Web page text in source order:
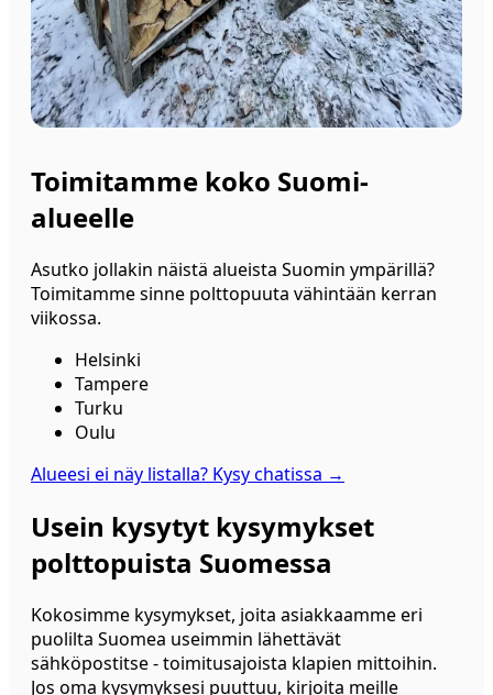
Toimitamme koko Suomi-
alueelle
Asutko jollakin näistä alueista Suomin ympärillä?
Toimitamme sinne polttopuuta vähintään kerran
viikossa.
Helsinki
Tampere
Turku
Oulu
Alueesi ei näy listalla? Kysy chatissa →
Usein kysytyt kysymykset
polttopuista Suomessa
Kokosimme kysymykset, joita asiakkaamme eri
puolilta Suomea useimmin lähettävät
sähköpostitse - toimitusajoista klapien mittoihin.
Jos oma kysymyksesi puuttuu, kirjoita meille